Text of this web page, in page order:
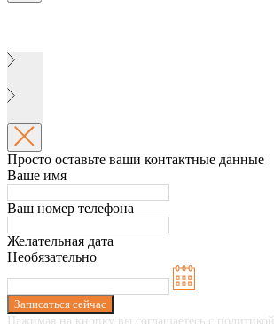
Просто оставьте ваши контактные данные
Ваше имя
Ваш номер телефона
Желательная дата
Необязательно
Записаться сейчас
Нажимая на кнопку вы соглашаетесь с политикой